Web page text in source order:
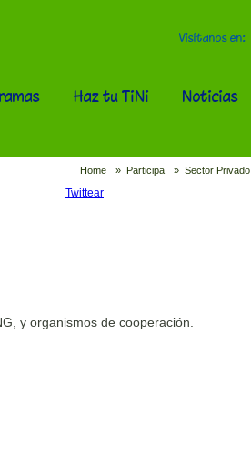
Visítanos en:
Noticias
Haz tu TiNi
Home » Participa » Sector Privado
Twittear
y organismos de cooperación.